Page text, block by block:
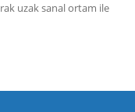
uzak sanal ortam ile